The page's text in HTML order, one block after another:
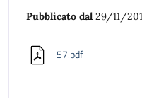
Pubblicato dal 29/11/
57.pdf